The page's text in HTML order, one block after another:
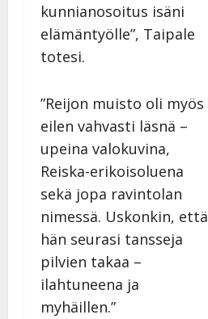
kunnianosoitus isäni
elämäntyölle”, Taipale
totesi.
”Reijon muisto oli myös
eilen vahvasti läsnä –
upeina valokuvina,
Reiska-erikoisoluena
sekä jopa ravintolan
nimessä. Uskonkin, että
hän seurasi tansseja
pilvien takaa –
ilahtuneena ja
myhäillen.”